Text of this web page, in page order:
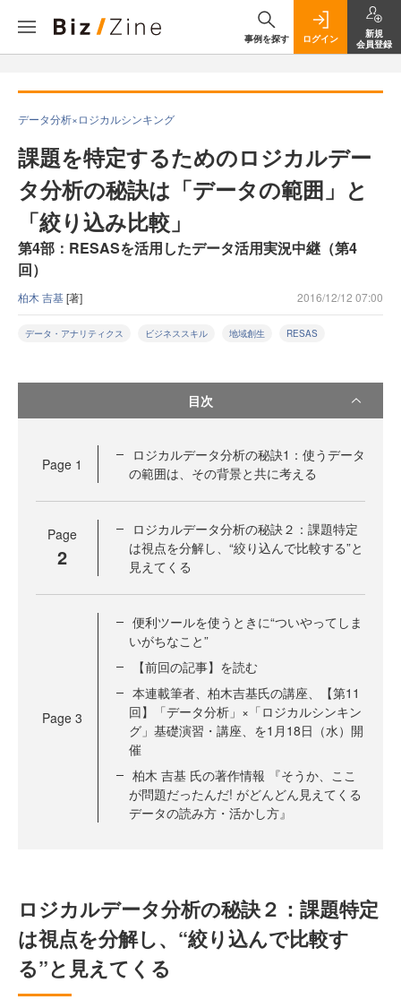
事例を探す ログイン
新規
会員登録
データ分析×ロジカルシンキング
課題を特定するためのロジカルデー
タ分析の秘訣は「データの範囲」と
「絞り込み比較」
第4部：RESASを活用したデータ活用実況中継（第4
回）
柏木 吉基[著] 2016/12/12 07:00
データ・アナリティクス ビジネススキル 地域創生 RESAS
目次
Page 1
ロジカルデータ分析の秘訣1：使うデータ
の範囲は、その背景と共に考える
Page
2
ロジカルデータ分析の秘訣２：課題特定
は視点を分解し、“絞り込んで比較する”と
見えてくる
Page 3
便利ツールを使うときに“ついやってしま
いがちなこと”
【前回の記事】を読む
本連載筆者、柏木吉基氏の講座、【第11
回】「データ分析」×「ロジカルシンキン
グ」基礎演習・講座、を1月18日（水）開
催
柏木 吉基 氏の著作情報 『そうか、ここ
が問題だったんだ! がどんどん見えてくる
データの読み方・活かし方』
ロジカルデータ分析の秘訣２：課題特定
は視点を分解し、“絞り込んで比較す
る”と見えてくる